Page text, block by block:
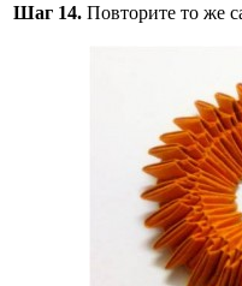
Шаг 14. Повторите то же